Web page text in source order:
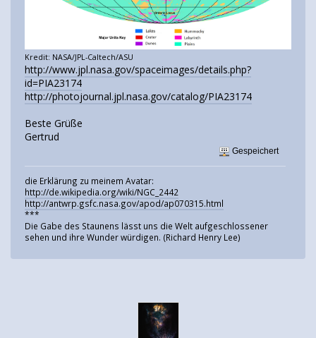
Kredit: NASA/JPL-Caltech/ASU
http://www.jpl.nasa.gov/spaceimages/details.php?
id=PIA23174
http://photojournal.jpl.nasa.gov/catalog/PIA23174
Beste Grüße
Gertrud
Gespeichert
die Erklärung zu meinem Avatar:
http://de.wikipedia.org/wiki/NGC_2442
http://antwrp.gsfc.nasa.gov/apod/ap070315.html
***
Die Gabe des Staunens lässt uns die Welt aufgeschlossener
sehen und ihre Wunder würdigen. (Richard Henry Lee)